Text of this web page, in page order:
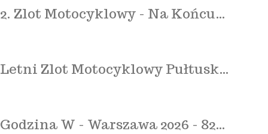
2. Zlot Motocyklowy - Na Końcu…
Letni Zlot Motocyklowy Pułtusk…
Godzina W - Warszawa 2026 - 82…